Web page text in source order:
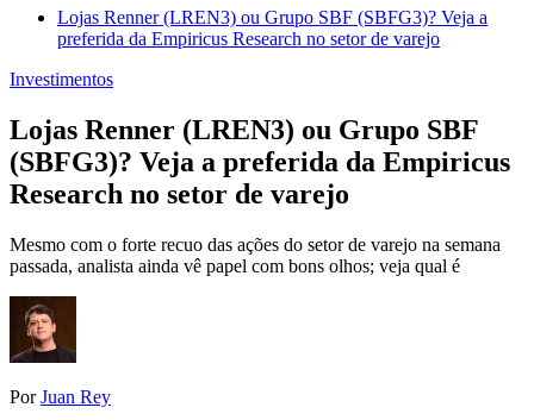
Lojas Renner (LREN3) ou Grupo SBF (SBFG3)? Veja a
preferida da Empiricus Research no setor de varejo
Investimentos
Lojas Renner (LREN3) ou Grupo SBF
(SBFG3)? Veja a preferida da Empiricus
Research no setor de varejo
Mesmo com o forte recuo das ações do setor de varejo na semana
passada, analista ainda vê papel com bons olhos; veja qual é
PorJuan Rey